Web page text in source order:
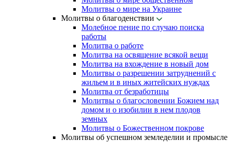
Молитвы о мире на Украине
Молитвы о благоденствии
Молебное пение по случаю поиска
работы
Молитва о работе
Молитва на освящение всякой вещи
Молитва на вхождение в новый дом
Молитвы о разрешении затруднений с
жильем и в иных житейских нуждах
Молитва от безработицы
Молитвы о благословении Божием над
домом и о изобилии в нем плодов
земных
Молитвы о Божественном покрове
Молитвы об успешном земледелии и промысле